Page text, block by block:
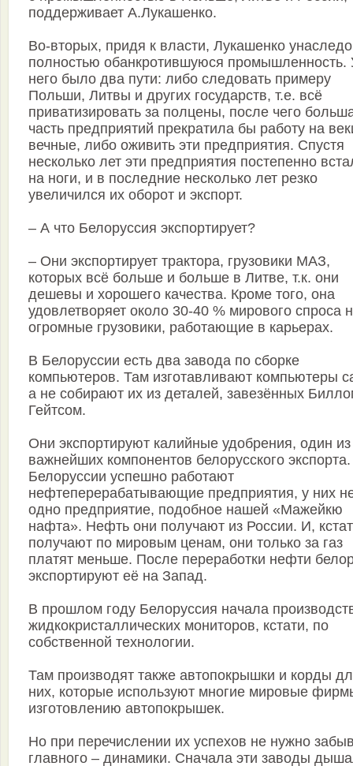
поддерживает А.Лукашенко.
Во-вторых, придя к власти, Лукашенко
полностью обанкротившуюся промышленность.
него было два пути: либо следовать примеру
Польши, Литвы и других государств, т.е. всё
приватизировать за полцены, после чего
часть предприятий прекратила бы работу на
вечные, либо оживить эти предприятия. Спустя
несколько лет эти предприятия постепенно
на ноги, и в последние несколько лет резко
увеличился их оборот и экспорт.
– А что Белоруссия экспортирует?
– Они экспортирует трактора, грузовики МАЗ,
которых всё больше и больше в Литве, т.к. они
дешевы и хорошего качества. Кроме того, она
удовлетворяет около 30-40 % мирового спроса
огромные грузовики, работающие в карьерах.
В Белоруссии есть два завода по сборке
компьютеров. Там изготавливают компьютеры
а не собирают их из деталей, завезённых
Гейтсом.
Они экспортируют калийные удобрения, один из
важнейших компонентов белорусского
Белоруссии успешно работают
нефтеперерабатывающие предприятия, у них
одно предприятие, подобное нашей «Мажейкю
нафта». Нефть они получают из России. И,
получают по мировым ценам, они только за газ
платят меньше. После переработки нефти
экспортируют её на Запад.
В прошлом году Белоруссия начала
жидкокристаллических мониторов, кстати, по
собственной технологии.
Там производят также автопокрышки и корды
них, которые используют многие мировые
изготовлению автопокрышек.
Но при перечислении их успехов не нужно
главного – динамики. Сначала эти заводы